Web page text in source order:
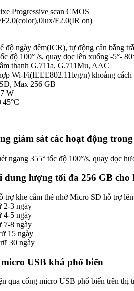
Progressive scan CMOS
F2.0(IR on)
độ ngày đêm(ICR), tự động cân
độ 100° /s, quay dọc lên xuống -5°-
thanh G.711a, G.711Mu, AAC
Wi-Fi(IEEE802.11b/g/n) khoảng cách
Max 256 GB
W
giám sát các hoạt động
ngang 355° tốc độ 100°/s, quay dọc
lượng tối đa 256 GB
khe cắm thẻ nhớ Micro SD hỗ trợ
2-3 ngày
4-5 ngày
7-8 ngày
15 ngày
30 ngày
USB khá phổ biến
qua cổng micro USB phổ biến trên thị